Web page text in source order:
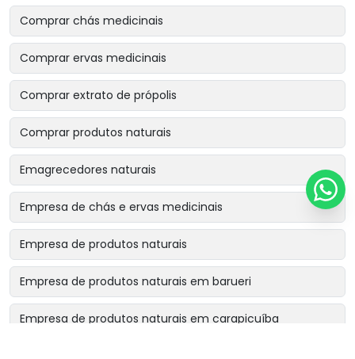
Comprar chás medicinais
Comprar ervas medicinais
Comprar extrato de própolis
Comprar produtos naturais
Emagrecedores naturais
Empresa de chás e ervas medicinais
Empresa de produtos naturais
Empresa de produtos naturais em barueri
Empresa de produtos naturais em carapicuíba